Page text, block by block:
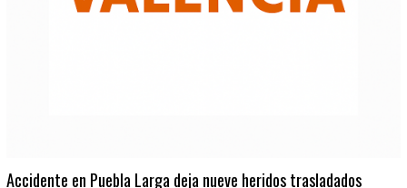
Accidente en Puebla Larga deja nueve heridos trasladados